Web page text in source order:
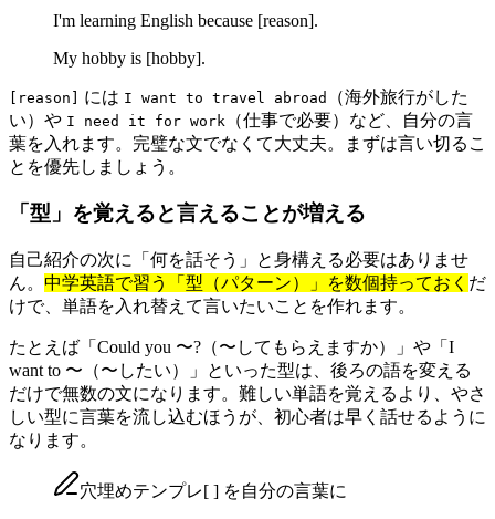
I'm learning English because [reason].
My hobby is [hobby].
[reason] には I want to travel abroad
（海外旅行がした
い）や I need it for work
（仕事で必要）など、自分の言
葉を入れます。完璧な文でなくて大丈夫。まずは言い切るこ
とを優先しましょう。
「型」を覚えると言えることが増える
自己紹介の次に「何を話そう」と身構える必要はありませ
ん。 中学英語で習う「型（パターン）」を数個持っておく だ
けで、単語を入れ替えて言いたいことを作れます。
たとえば「Could you 〜?（〜してもらえますか）」や「I
want to 〜（〜したい）」といった型は、後ろの語を変える
だけで無数の文になります。難しい単語を覚えるより、やさ
しい型に言葉を流し込むほうが、初心者は早く話せるように
なります。
穴埋めテンプレ[ ] を自分の言葉に